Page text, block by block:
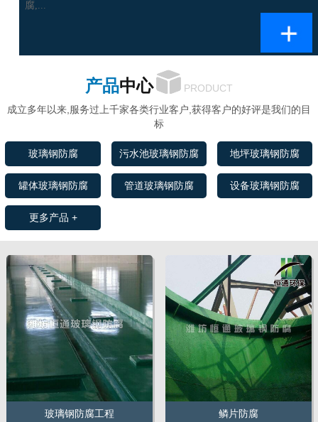
腐,...
产品中心
PRODUCT
成立多年以来,服务过上千家各类行业客户,获得客户的好评是我们的目
标
玻璃钢防腐 污水池玻璃钢防腐 地坪玻璃钢防腐
罐体玻璃钢防腐 管道玻璃钢防腐 设备玻璃钢防腐
更多产品 +
玻璃钢防腐工程 鳞片防腐